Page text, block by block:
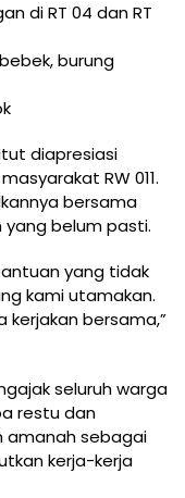
di RT 04 dan RT
burung
diapresiasi
RW 011.
bersama
belum pasti.
yang tidak
kami utamakan.
kerjakan bersama,”
seluruh warga
restu dan
amanah sebagai
kerja-kerja